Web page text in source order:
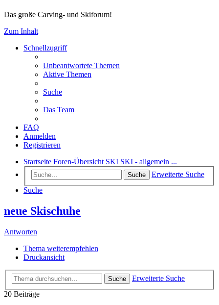
Das große Carving- und Skiforum!
Zum Inhalt
Schnellzugriff
Unbeantwortete Themen
Aktive Themen
Suche
Das Team
FAQ
Anmelden
Registrieren
Startseite Foren-Übersicht SKI SKI - allgemein ...
Suche
Erweiterte Suche
Suche
neue Skischuhe
Antworten
Thema weiterempfehlen
Druckansicht
Suche
Erweiterte Suche
20 Beiträge